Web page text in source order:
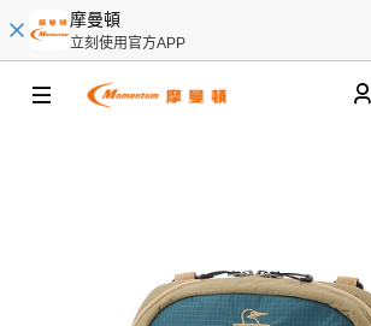
摩曼頓
立刻使用官方APP